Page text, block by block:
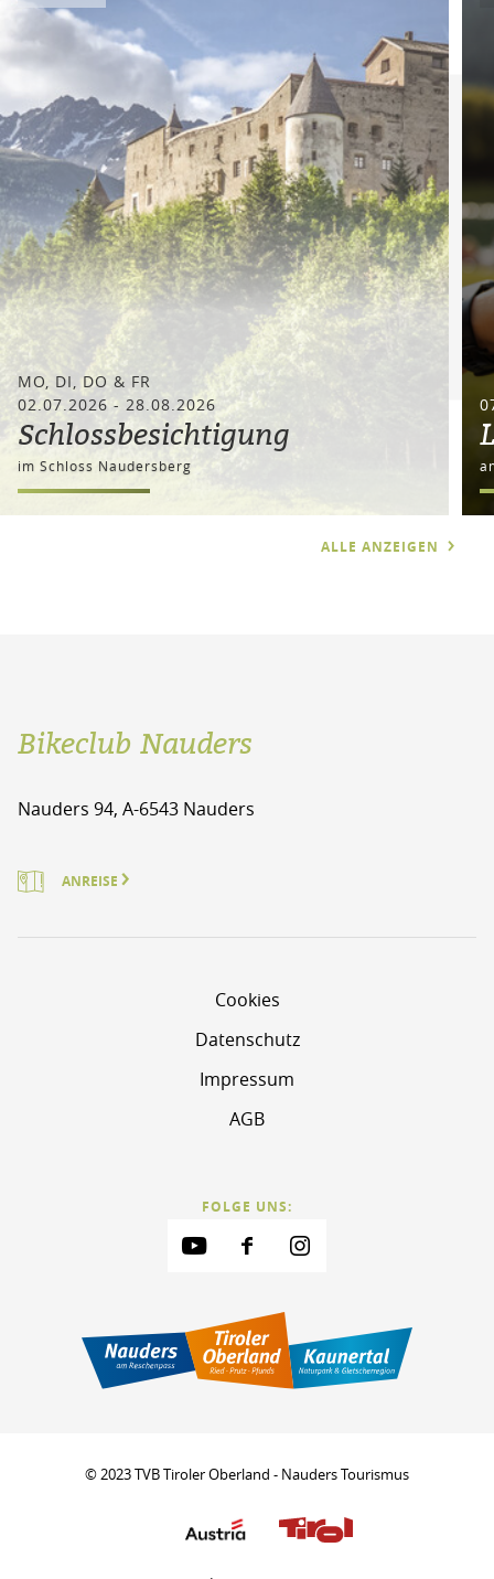
MO, DI, DO & FR
02.07.2026 - 28.08.2026
Schlossbesichtigung
im Schloss Naudersberg
ALLE ANZEIGEN
Bikeclub Nauders
Nauders 94, A-6543 Nauders
ANREISE
Cookies
Datenschutz
Impressum
AGB
FOLGE UNS:
© 2023 TVB Tiroler Oberland - Nauders Tourismus